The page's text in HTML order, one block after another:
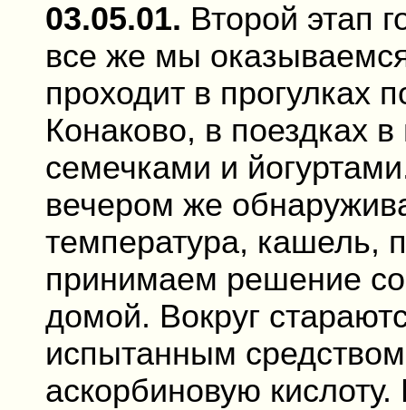
03.05.01. Второй этап
все же мы
проходит в прогулках
Конаково, в поездках
семечками и
вечером же
температура, кашель,
принимаем решение
домой. Вокруг
испытанным
аскорбиновую